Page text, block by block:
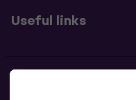
Useful links